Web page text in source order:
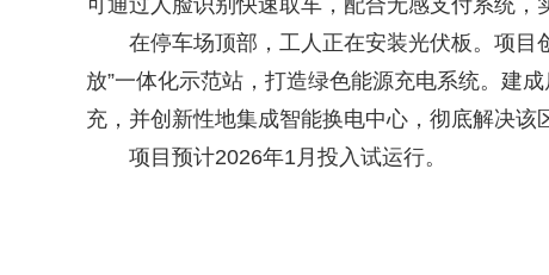
在停车场顶部，工人正在安装光伏板。项目
放”一体化示范站，打造绿色能源充电系统。建
充，并创新性地集成智能换电中心，彻底解决该
项目预计2026年1月投入试运行。